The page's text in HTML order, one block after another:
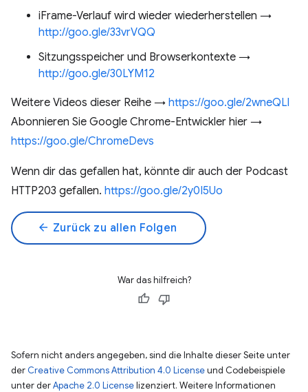
iFrame-Verlauf wird wieder wiederherstellen →
http://goo.gle/33vrVQQ
Sitzungsspeicher und Browserkontexte →
http://goo.gle/30LYM12
Weitere Videos dieser Reihe → https://goo.gle/2wneQLl
Abonnieren Sie Google Chrome-Entwickler hier →
https://goo.gle/ChromeDevs
Wenn dir das gefallen hat, könnte dir auch der Podcast
HTTP203 gefallen. https://goo.gle/2y0I5Uo
arrow_back Zurück zu allen Folgen
War das hilfreich?
Sofern nicht anders angegeben, sind die Inhalte dieser Seite unter
der Creative Commons Attribution 4.0 Licenseund Codebeispiele
unter derApache 2.0 Licenselizenziert. Weitere Informationen